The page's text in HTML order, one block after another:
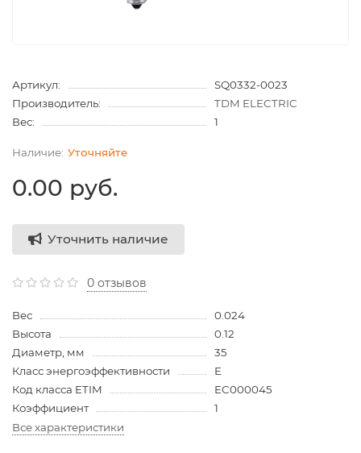
Артикул:
SQ0332-0023
Производитель:
TDM ELECTRIC
Вес:
1
Уточняйте
0.00 руб.
Уточнить наличие
0 отзывов
Вес
0.024
Высота
0.12
Диаметр, мм
35
Класс энергоэффективности
E
Код класса ETIM
EC000045
Коэффициент
1
Все характеристики